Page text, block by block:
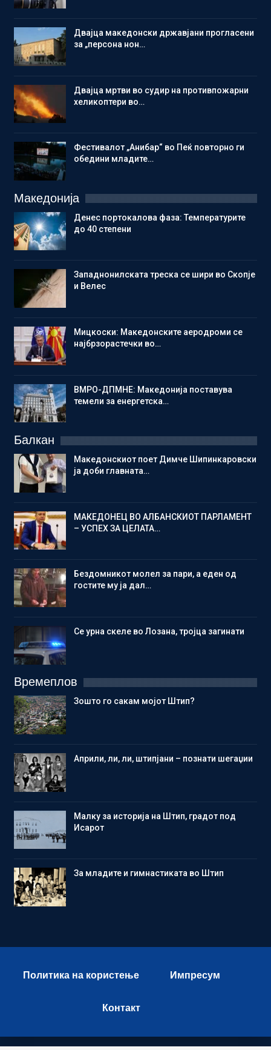
Двајца македонски државјани прогласени
за „персона нон…
Двајца мртви во судир на противпожарни
хеликоптери во…
Фестивалот „Анибар“ во Пеќ повторно ги
обедини младите…
Македонија
Денес портокалова фаза: Температурите
до 40 степени
Западнонилската треска се шири во Скопје
и Велес
Мицкоски: Македонските аеродроми се
најбрзорастечки во…
ВМРО-ДПМНЕ: Македонија поставува
темели за енергетска…
Балкан
Македонскиот поет Димче Шипинкаровски
ја доби главната…
МАКЕДОНЕЦ ВО АЛБАНСКИОТ ПАРЛАМЕНТ
– УСПЕХ ЗА ЦЕЛАТА…
Бездомникот молел за пари, а еден од
гостите му ја дал…
Се урна скеле во Лозана, тројца загинати
Времеплов
Зошто го сакам мојот Штип?
Aприли, ли, ли, штипјани – познати шегаџии
Малку за историја на Штип, градот под
Исарот
Зa младите и гимнастиката во Штип
Политика на користење Импресум
Контакт